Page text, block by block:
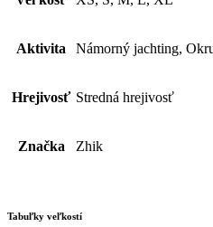
Aktivita Námorný jachting,
Hrejivosť Stredná hrejivosť
Značka Zhik
Tabuľky veľkostí